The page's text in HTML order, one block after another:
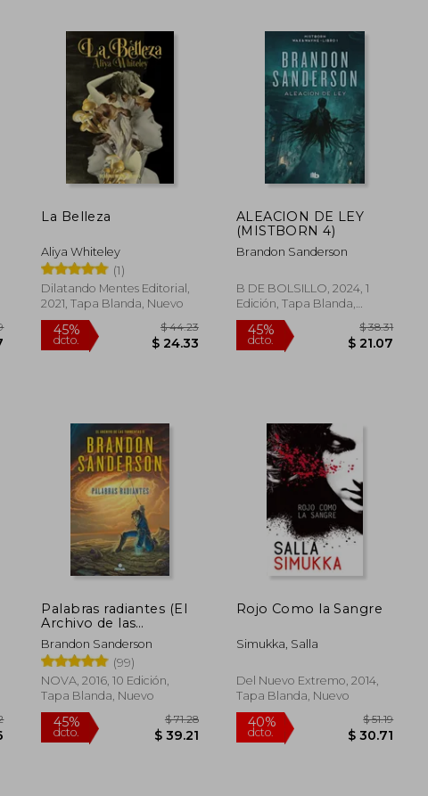
$ 39.14 $ 28.63 dcto.
$ 52.49
$ 28.87
La Belleza
Aliya Whiteley
(1)
Dilatando Mentes Editorial,
2021, Tapa Blanda, Nuevo
45%
dcto. $ 24.33
ALEACION DE LEY
(MISTBORN 4)
Brandon Sanderson
B DE BOLSILLO, 2024, 1
Edición, Tapa Blanda,
Nuevo
Palabras radiantes (El
Archivo de las
Tormentas 2)
Brandon Sanderson
(99)
NOVA, 2016, 10 Edición,
Tapa Blanda, Nuevo
Rojo Como la Sangre
Simukka, Salla
Del Nuevo Extremo, 2014,
Tapa Blanda, Nuevo